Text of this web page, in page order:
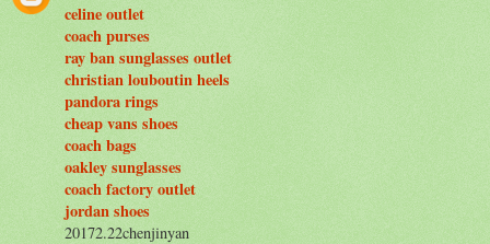
celine outlet
coach purses
ray ban sunglasses outlet
christian louboutin heels
pandora rings
cheap vans shoes
coach bags
oakley sunglasses
coach factory outlet
jordan shoes
20172.22chenjinyan